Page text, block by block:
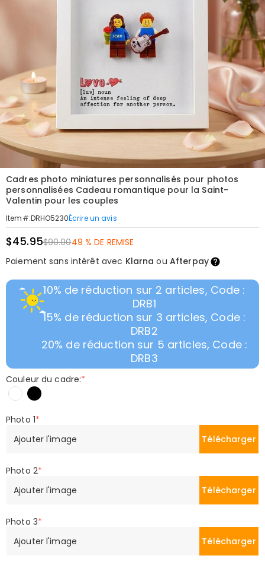
Cadres photo miniatures personnalisés pour photos
personnalisées Cadeau romantique pour la Saint-
Valentin pour les couples
Item#:DRHO5230Écrire un avis
$45.95$90.0049 % DE REMISE
Paiement sans intérêt avec Klarna ou Afterpay
10% de réduction sur 2 articles, Code :
DRB1
15% de réduction sur 3 articles, Code :
DRB2
20% de réduction sur 5 articles, Code :
DRB3
Couleur du cadre:*
Photo 1*
Ajouter l'image
Télécharger
Photo 2*
Ajouter l'image
Télécharger
Photo 3*
Ajouter l'image
Télécharger